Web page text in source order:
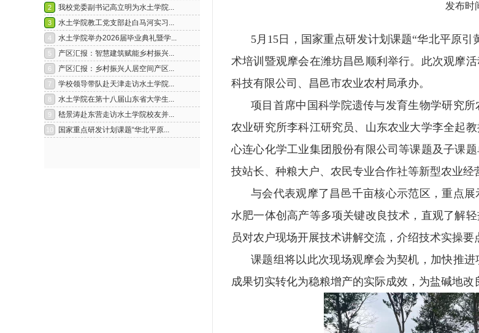
发布时
5月 15 日，国家重点研发计划课题“华北平原
术培训暨观摩会在潍坊昌邑顺利举行。此次观摩
科技有限公司、昌邑市农业农村局承办。
项目首席中国科学院遗传与发育生物学研究
农业研究所李科江研究员、山东农业大学李全起
心连心化学工业集团股份有限公司等课题及子课
技站长、种粮大户、农民专业合作社等新型农业经
与会代表观摩了昌邑千亩核心示范区，重点
水肥一体创高产等多项关键改良技术，直观了解
员对农户现场开展技术讲解交流，介绍技术实操要
课题组将以此次现场观摩会为契机，加快推
成果切实转化为稳粮增产的实际成效，为盐碱地改